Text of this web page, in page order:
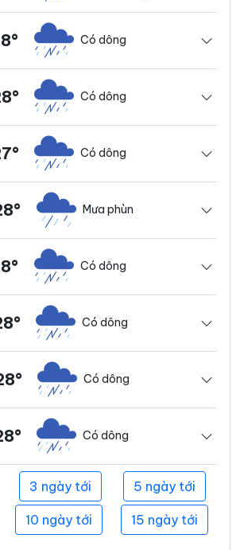
Có dông
Có dông
Có dông
Mưa phùn
Có dông
Có dông
Có dông
Có dông
3 ngày tới 5 ngày tới
10 ngày tới 15 ngày tới